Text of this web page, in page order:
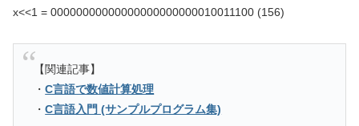
x<<1 = 00000000000000000000000010011100 (156)
【関連記事】
・C言語で数値計算処理
・C言語入門 (サンプルプログラム集)